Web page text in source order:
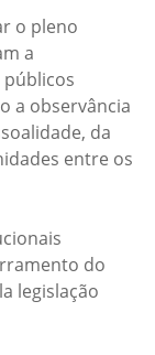
o pleno
a
a observância
da
entre os
do
legislação